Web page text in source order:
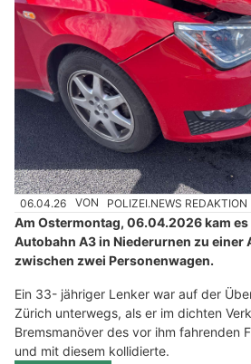
06.04.26 VON POLIZEI.NEWS REDAKTION
Am Ostermontag, 06.04.2026 kam
Autobahn A3 in Niederurnen zu
zwischen zwei Personenwagen.
Ein 33- jähriger Lenker war auf der
Zürich unterwegs, als er im dichten
Bremsmanöver des vor ihm fahrenden
und mit diesem kollidierte.